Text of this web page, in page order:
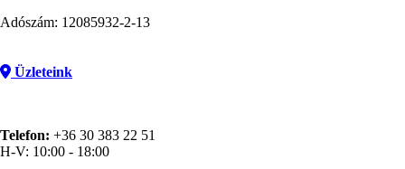
Adószám: 12085932-2-13
Üzleteink
Telefon: +36 30 383 22 51
H-V: 10:00 - 18:00